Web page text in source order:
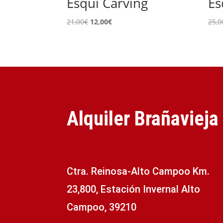
21,00€ El
21,00€.
12,00€El
12,00€.
Alquiler Brañavieja
Ctra. Reinosa-Alto Campoo Km.
23,800, Estación Invernal Alto
Campoo, 39210